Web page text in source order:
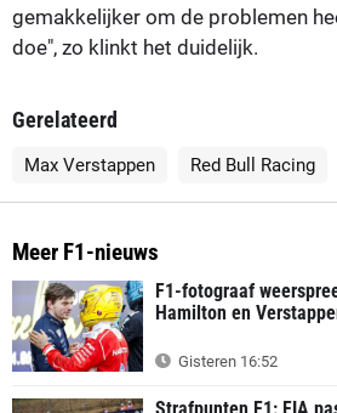
gemakkelijker om de problemen
doe", zo klinkt het duidelijk.
Gerelateerd
Max Verstappen Red Bull Racing
Meer F1-nieuws
F1-fotograaf
Hamilton en
Gisteren 16:52